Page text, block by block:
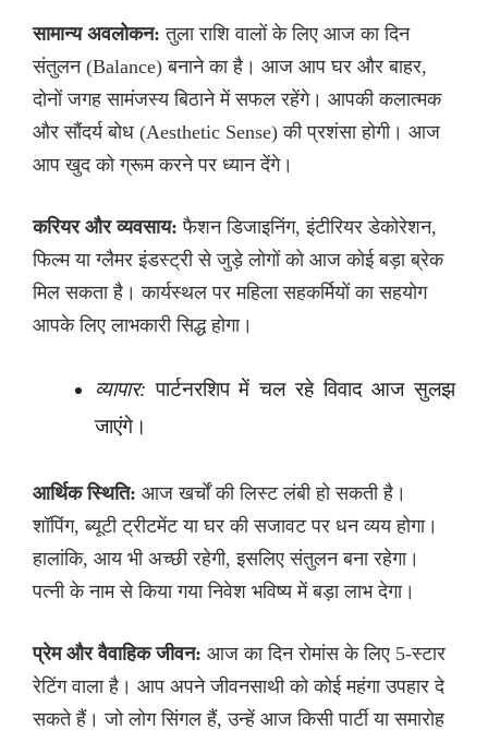
सामान्य अवलोकन: तुला राशि वालों के लिए आज का दिन
संतुलन (Balance) बनाने का है। आज आप घर और बाहर,
दोनों जगह सामंजस्य बिठाने में सफल रहेंगे। आपकी कलात्मक
और सौंदर्य बोध (Aesthetic Sense) की प्रशंसा होगी। आज
आप खुद को ग्रूम करने पर ध्यान देंगे।
करियर और व्यवसाय: फैशन डिजाइनिंग, इंटीरियर डेकोरेशन,
फिल्म या ग्लैमर इंडस्ट्री से जुड़े लोगों को आज कोई बड़ा ब्रेक
मिल सकता है। कार्यस्थल पर महिला सहकर्मियों का सहयोग
आपके लिए लाभकारी सिद्ध होगा।
व्यापार: पार्टनरशिप में चल रहे विवाद आज सुलझ
जाएंगे।
आर्थिक स्थिति: आज खर्चों की लिस्ट लंबी हो सकती है।
शॉपिंग, ब्यूटी ट्रीटमेंट या घर की सजावट पर धन व्यय होगा।
हालांकि, आय भी अच्छी रहेगी, इसलिए संतुलन बना रहेगा।
पत्नी के नाम से किया गया निवेश भविष्य में बड़ा लाभ देगा।
प्रेम और वैवाहिक जीवन: आज का दिन रोमांस के लिए 5-स्टार
रेटिंग वाला है। आप अपने जीवनसाथी को कोई महंगा उपहार दे
सकते हैं। जो लोग सिंगल हैं, उन्हें आज किसी पार्टी या समारोह